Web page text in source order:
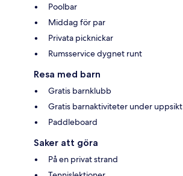
Poolbar
Middag för par
Privata picknickar
Rumsservice dygnet runt
Resa med barn
Gratis barnklubb
Gratis barnaktiviteter under uppsikt
Paddleboard
Saker att göra
På en privat strand